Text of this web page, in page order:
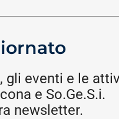
gli eventi e le
e So.Ge.S.i.
newsletter.